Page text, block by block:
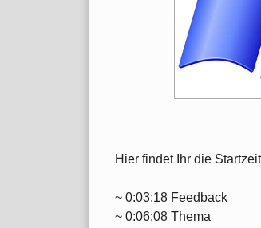
Hier findet Ihr die
~ 0:03:18 Feedback
~ 0:06:08 Thema